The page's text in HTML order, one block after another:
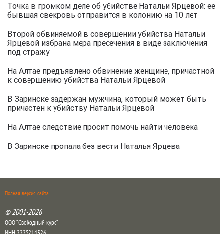
Точка в громком деле об убийстве Натальи Ярцевой: ее
бывшая свекровь отправится в колонию на 10 лет
Второй обвиняемой в совершении убийства Натальи
Ярцевой избрана мера пресечения в виде заключения
под стражу
На Алтае предъявлено обвинение женщине, причастной
к совершению убийства Натальи Ярцевой
В Заринске задержан мужчина, который может быть
причастен к убийству Натальи Ярцевой
На Алтае следствие просит помочь найти человека
В Заринске пропала без вести Наталья Ярцева
Полная версия сайта
© 2001-2026
ООО “Свободный курс”